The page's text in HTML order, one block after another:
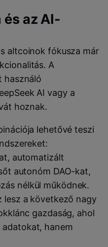
az AI-
altcoinok fókusza már
A
használó
AI vagy a
hoznak.
lehetővé teszi
automatizált
autonóm DAO-kat,
nélkül működnek.
lesz a következő nagy
gazdaság, ahol
hanem